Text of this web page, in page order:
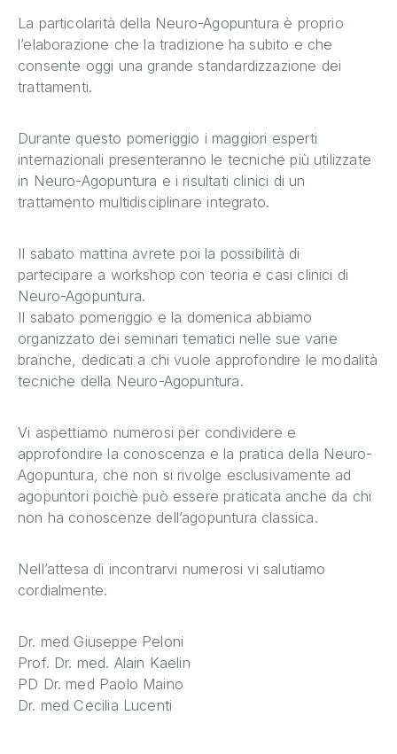
La particolarità della Neuro-Agopuntura è proprio
l’elaborazione che la tradizione ha subito e che
consente oggi una grande standardizzazione dei
trattamenti.
Durante questo pomeriggio i maggiori esperti
internazionali presenteranno le tecniche più utilizzate
in Neuro-Agopuntura e i risultati clinici di un
trattamento multidisciplinare integrato.
Il sabato mattina avrete poi la possibilità di
partecipare a workshop con teoria e casi clinici di
Neuro-Agopuntura.
Il sabato pomeriggio e la domenica abbiamo
organizzato dei seminari tematici nelle sue varie
branche, dedicati a chi vuole approfondire le modalità
tecniche della Neuro-Agopuntura.
Vi aspettiamo numerosi per condividere e
approfondire la conoscenza e la pratica della Neuro-
Agopuntura, che non si rivolge esclusivamente ad
agopuntori poichè può essere praticata anche da chi
non ha conoscenze dell’agopuntura classica.
Nell’attesa di incontrarvi numerosi vi salutiamo
cordialmente.
Dr. med Giuseppe Peloni
Prof. Dr. med. Alain Kaelin
PD Dr. med Paolo Maino
Dr. med Cecilia Lucenti